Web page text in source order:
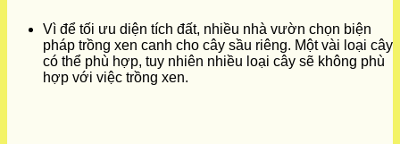
Vì để tối ưu diện tích đất, nhiều nhà vườn chọn biện
pháp trồng xen canh cho cây sầu riêng. Một vài loại cây
có thể phù hợp, tuy nhiên nhiều loại cây sẽ không phù
hợp với việc trồng xen.